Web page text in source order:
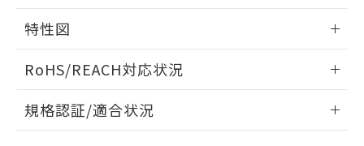
端子配置/内部接続
特性図
負荷電流-周囲温度定格
RoHS/REACH対応状況
EU RoHS 注意事項・凡例
規格認証/適合状況
用者の範囲」に記載されている法人を
るもので、過去に遡って非含有を証明する
ものではありません。
また、RoHS指令のフタル酸エステル類４
物質の対応では、対応完了までの期間は出
荷製品に未対応品が混在することから備考
欄に対応日を記載しておりました。
既に当社にて対応品への在庫切替を完了